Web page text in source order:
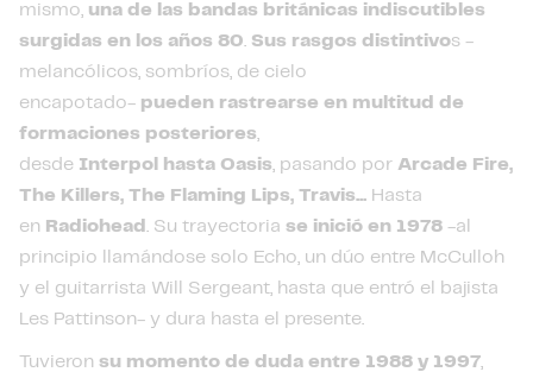
mismo, una de las bandas británicas indiscutibles
surgidas en los años 80. Sus rasgos distintivos -
melancólicos, sombríos, de cielo
encapotado- pueden rastrearse en multitud de
formaciones posteriores,
desde Interpol hasta Oasis, pasando por Arcade Fire,
The Killers, The Flaming Lips, Travis... Hasta
en Radiohead . Su trayectoria se inició en 1978 -al
principio llamándose solo Echo, un dúo entre McCulloh
y el guitarrista Will Sergeant, hasta que entró el bajista
Les Pattinson- y dura hasta el presente.
Tuvieron su momento de duda entre 1988 y 1997,